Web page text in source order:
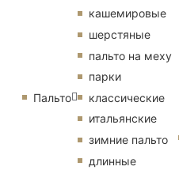
Пальто
кашемировые
шерстяные
пальто на меху
парки
классические
итальянские
зимние пальто
длинные